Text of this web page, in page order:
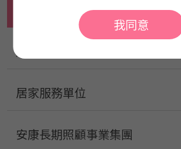
新禾康養護之家
康成楠梓日間照顧中心
居家服務單位
安康長期照顧事業集團
我同意